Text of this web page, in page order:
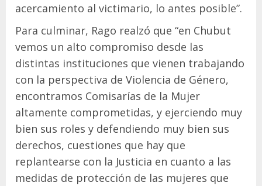
acercamiento al victimario, lo antes posible”.
Para culminar, Rago realzó que “en Chubut
vemos un alto compromiso desde las
distintas instituciones que vienen trabajando
con la perspectiva de Violencia de Género,
encontramos Comisarías de la Mujer
altamente comprometidas, y ejerciendo muy
bien sus roles y defendiendo muy bien sus
derechos, cuestiones que hay que
replantearse con la Justicia en cuanto a las
medidas de protección de las mujeres que